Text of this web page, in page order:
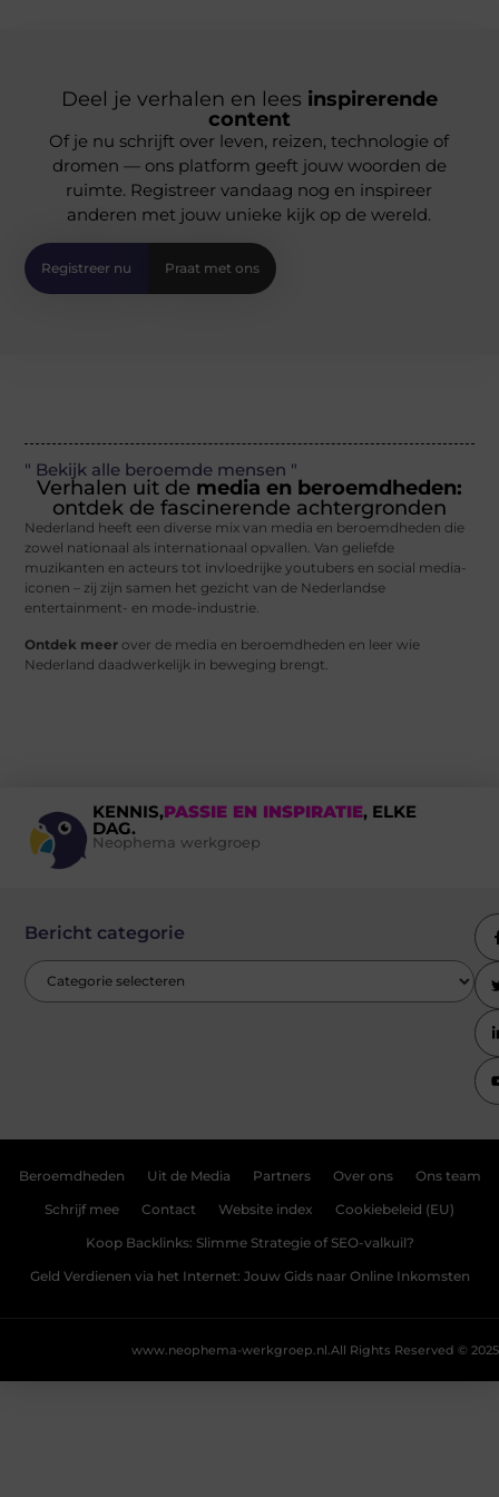
Deel je verhalen en lees inspirerende
content
Of je nu schrijft over leven, reizen, technologie of
dromen — ons platform geeft jouw woorden de
ruimte. Registreer vandaag nog en inspireer
anderen met jouw unieke kijk op de wereld.
Registreer nu Praat met ons
" Bekijk alle beroemde mensen "
Verhalen uit de media en beroemdheden:
ontdek de fascinerende achtergronden
Nederland heeft een diverse mix van media en beroemdheden die
zowel nationaal als internationaal opvallen. Van geliefde
muzikanten en acteurs tot invloedrijke youtubers en social media-
iconen – zij zijn samen het gezicht van de Nederlandse
entertainment- en mode-industrie.
Ontdek meer over de media en beroemdheden en leer wie
Nederland daadwerkelijk in beweging brengt.
KENNIS,PASSIE EN INSPIRATIE, ELKE
DAG.
Neophema werkgroep
Bericht categorie
Beroemdheden Uit de Media Partners Over ons Ons team
Schrijf mee Contact Website index Cookiebeleid (EU)
Koop Backlinks: Slimme Strategie of SEO-valkuil?
Geld Verdienen via het Internet: Jouw Gids naar Online Inkomsten
All Rights Reserved © 2025
www.neophema-werkgroep.nl.